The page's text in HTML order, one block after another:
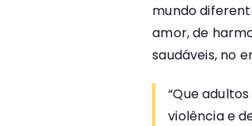
mundo
amor, de
saudáveis, no
“Que
violência e